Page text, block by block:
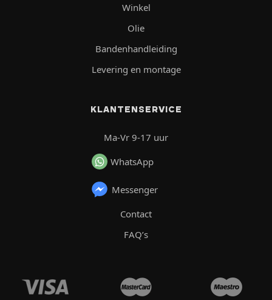
Winkel
Olie
Bandenhandleiding
Levering en montage
KLANTENSERVICE
Ma-Vr 9-17 uur
WhatsApp
Messenger
Contact
FAQ’s